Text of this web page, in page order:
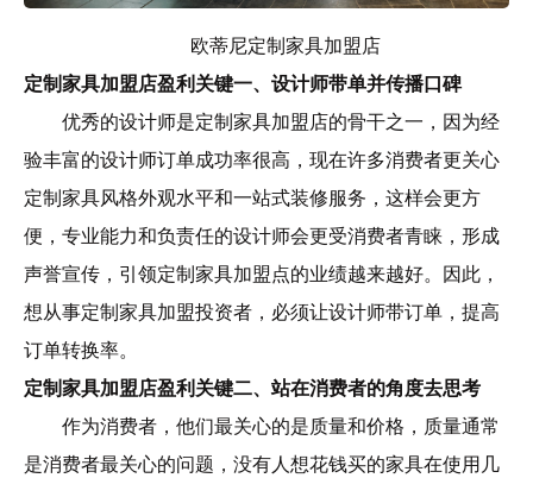
欧蒂尼定制家具加盟店
定制家具加盟店盈利关键一、设计师带单并传播口碑
优秀的设计师是定制家具加盟店的骨干之一，因为经
验丰富的设计师订单成功率很高，现在许多消费者更关心
定制家具风格外观水平和一站式装修服务，这样会更方
便，专业能力和负责任的设计师会更受消费者青睐，形成
声誉宣传，引领定制家具加盟点的业绩越来越好。因此，
想从事定制家具加盟投资者，必须让设计师带订单，提高
订单转换率。
定制家具加盟店盈利关键二、站在消费者的角度去思考
作为消费者，他们最关心的是质量和价格，质量通常
是消费者最关心的问题，没有人想花钱买的家具在使用几